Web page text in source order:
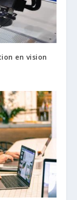
en vision